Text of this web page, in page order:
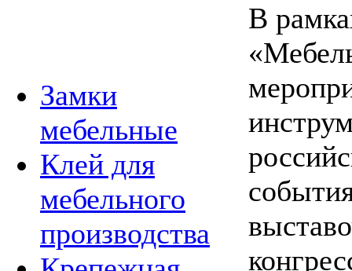
Замки
мебельные
Клей для
мебельного
производства
В